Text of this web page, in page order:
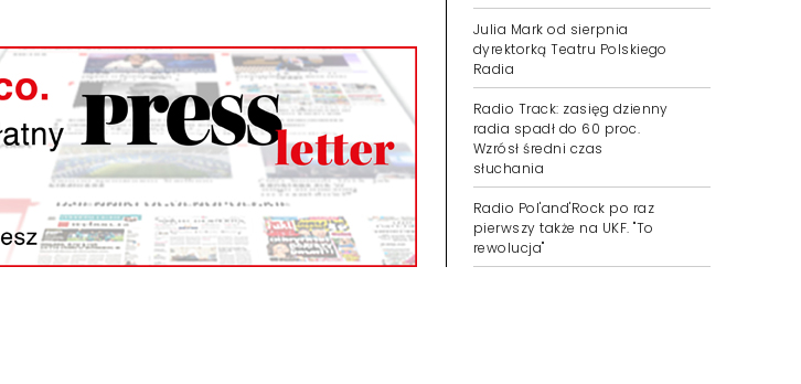
Julia Mark od sierpnia
dyrektorką Teatru Polskiego
Radia
Radio Track: zasięg dzienny
radia spadł do 60 proc.
Wzrósł średni czas
słuchania
Radio Pol'and'Rock po raz
pierwszy także na UKF. "To
rewolucja"